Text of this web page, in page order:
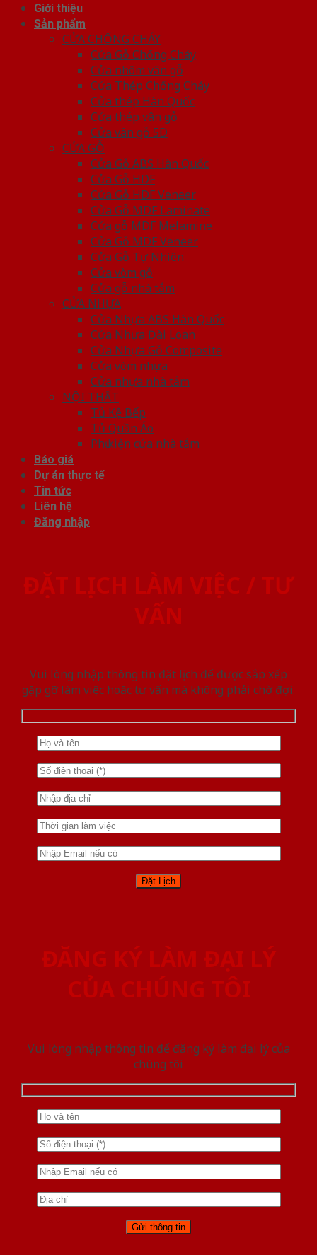
Giới thiệu
Sản phẩm
CỬA CHỐNG CHÁY
Cửa Gỗ Chống Cháy
Cửa nhôm vân gỗ
Cửa Thép Chống Cháy
Cửa thép Hàn Quốc
Cửa thép vân gỗ
Cửa vân gỗ 5D
CỬA GỖ
Cửa Gỗ ABS Hàn Quốc
Cửa Gỗ HDF
Cửa Gỗ HDF Veneer
Cửa Gỗ MDF Laminate
Cửa gỗ MDF Melamine
Cửa Gỗ MDF Veneer
Cửa Gỗ Tự Nhiên
Cửa vòm gỗ
Cửa gỗ nhà tắm
CỬA NHỰA
Cửa Nhựa ABS Hàn Quốc
Cửa Nhựa Đài Loan
Cửa Nhựa Gỗ Composite
Cửa vòm nhựa
Cửa nhựa nhà tắm
NỘI THẤT
Tủ Kệ Bếp
Tủ Quần Áo
Phụ kiện cửa nhà tắm
Báo giá
Dự án thực tế
Tin tức
Liên hệ
Đăng nhập
ĐẶT LỊCH LÀM VIỆC / TƯ
VẤN
Vui lòng nhập thông tin đặt lịch để được sắp xếp
gặp gỡ làm việc hoăc tư vấn mà không phải chờ đợi.
ĐĂNG KÝ LÀM ĐẠI LÝ
CỦA CHÚNG TÔI
Vui lòng nhập thông tin để đăng ký làm đại lý của
chúng tôi